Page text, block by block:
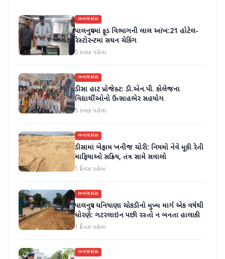
બનાસકાંઠા
પાલનપુરમાં ફૂડ વિભાગની લાલ આંખ:21 હોટેલ-
રેસ્ટોરન્ટમાં સઘન ચેકિંગ
5 કલાક પહેલા
બનાસકાંઠા
ડીસા હાટ પ્રોજેક્ટ: ડી.એન.પી. કોલેજના
વિદ્યાર્થીઓનો ઉત્સાહભેર સહયોગ
5 કલાક પહેલા
બનાસકાંઠા
ડીસામાં બેફામ ખનીજ ચોરી: નિયમો નેવે મૂકી રેતી
માફિયાઓ સક્રિય, તંત્ર સામે સવાલો
1 દિવસ પહેલા
બનાસકાંઠા
પાલનપુર ધનિયાણા ચોકડીનો મુખ્ય માર્ગ એક વર્ષથી
ધોરણે: ગટરલાઇન પછી રસ્તો ન બનતા હાલાકી
1 દિવસ પહેલા
બનાસકાંઠા